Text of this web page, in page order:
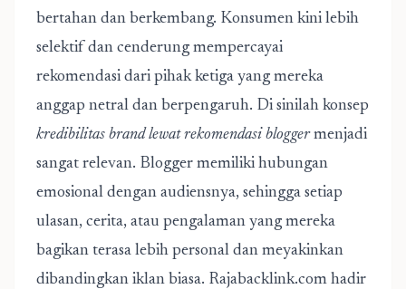
bertahan dan berkembang. Konsumen kini lebih
selektif dan cenderung mempercayai
rekomendasi dari pihak ketiga yang mereka
anggap netral dan berpengaruh. Di sinilah konsep
kredibilitas brand lewat rekomendasi bloggermenjadi
sangat relevan. Blogger memiliki hubungan
emosional dengan audiensnya, sehingga setiap
ulasan, cerita, atau pengalaman yang mereka
bagikan terasa lebih personal dan meyakinkan
dibandingkan iklan biasa. Rajabacklink.com hadir